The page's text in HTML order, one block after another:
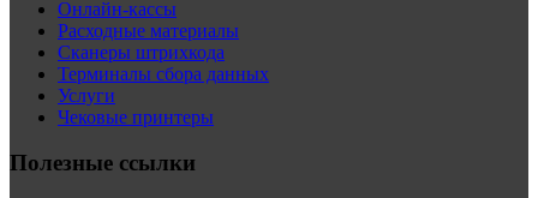
Онлайн-кассы
Расходные материалы
Сканеры штрихкода
Терминалы сбора данных
Услуги
Чековые принтеры
Полезные ссылки